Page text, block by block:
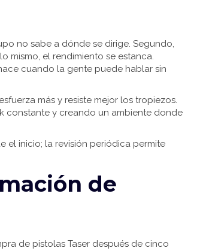
no sabe a dónde se dirige. Segundo,
mismo, el rendimiento se estanca.
cuando la gente puede hablar sin
más y resiste mejor los tropiezos.
constante y creando un ambiente donde
el inicio; la revisión periódica permite
de
de pistolas Taser después de cinco